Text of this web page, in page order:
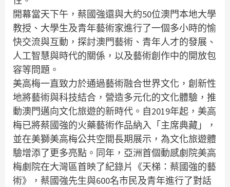
開幕當天下午，蔡國強還與大約50位澳門本地大學
教授、大學生及青年藝術家進行了一個多小時的愉
快交流與互動，探討澳門藝術、青年人才的發展、
人工智慧與時代的關係，以及藝術創作中的開放包
容等問題。
美高梅一直致力於通過藝術融合世界文化，創新性
地將藝術與科技結合，營造多元化的文化體驗，推
動澳門邁向文化旅遊的新時代。自2019年起，美高
梅已將蔡國強的火藥藝術作品納入「主席典藏」，
並在美獅美高梅公共空間長期展示，為文化旅遊體
驗增添了更多亮點。同年，亞洲首個動感劇院美高
梅劇院在大灣區首映了紀錄片《天梯：蔡國強的藝
術》，蔡國強先生與600名市民及青年進行了對話